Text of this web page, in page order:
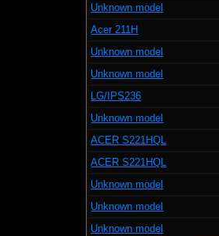
Unknown model
Acer 211H
Unknown model
Unknown model
LG/IPS236
Unknown model
ACER S221HQL
ACER S221HQL
Unknown model
Unknown model
Unknown model